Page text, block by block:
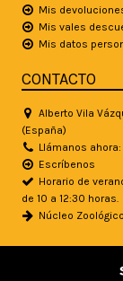
Mis
Mis vales
Mis datos
CONTACTO
Alberto Vila
(España)
Llámanos ahora:
Escríbenos
Horario de
de 10 a 12:30 horas.
Núcleo